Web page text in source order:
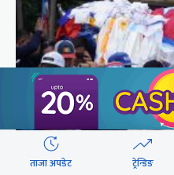
ताजा अपडेट ट्रेन्डिङ